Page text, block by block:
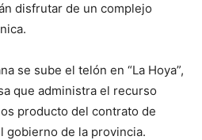
disfrutar de un complejo
se sube el telón en “La Hoya”,
que administra el recurso
producto del contrato de
gobierno de la provincia.